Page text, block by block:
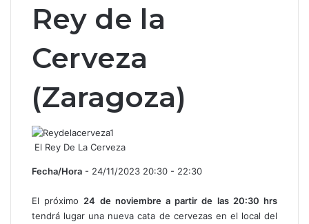
Rey de la
Cerveza
(Zaragoza)
El Rey De La Cerveza
Fecha/Hora - 24/11/2023 20:30 - 22:30
El próximo 24 de noviembre a partir de las 20:30 hrs
tendrá lugar una nueva cata de cervezas en el local del